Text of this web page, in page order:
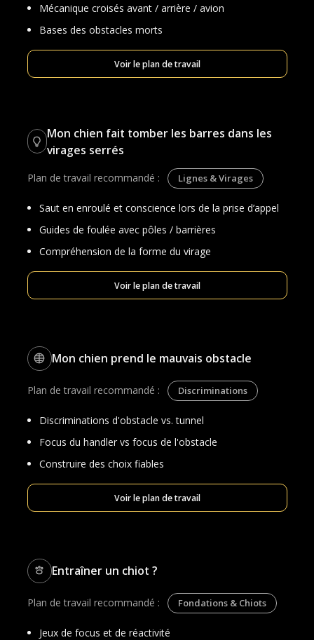
Mécanique croisés avant / arrière / avion
Bases des obstacles morts
Voir le plan de travail
Mon chien fait tomber les barres dans les
virages serrés
Plan de travail recommandé : Lignes & Virages
Saut en enroulé et conscience lors de la prise d’appel
Guides de foulée avec pôles / barrières
Compréhension de la forme du virage
Voir le plan de travail
Mon chien prend le mauvais obstacle
Plan de travail recommandé : Discriminations
Discriminations d'obstacle vs. tunnel
Focus du handler vs focus de l'obstacle
Construire des choix fiables
Voir le plan de travail
Entraîner un chiot ?
Plan de travail recommandé : Fondations & Chiots
Jeux de focus et de réactivité